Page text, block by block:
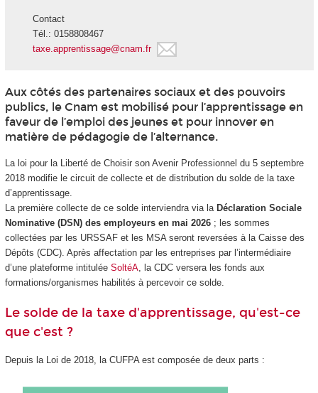
Contact
Tél.: 0158808467
taxe.apprentissage@cnam.fr
Aux côtés des partenaires sociaux et des pouvoirs
publics, le Cnam est mobilisé pour l’apprentissage en
faveur de l’emploi des jeunes et pour innover en
matière de pédagogie de l’alternance.
La loi pour la Liberté de Choisir son Avenir Professionnel du 5 septembre
2018 modifie le circuit de collecte et de distribution du solde de la taxe
d’apprentissage.
La première collecte de ce solde interviendra via la Déclaration Sociale
Nominative (DSN) des employeurs en mai 2026; les sommes
collectées par les URSSAF et les MSA seront reversées à la Caisse des
Dépôts (CDC). Après affectation par les entreprises par l’intermédiaire
d’une plateforme intitulée SoltéA, la CDC versera les fonds aux
formations/organismes habilités à percevoir ce solde.
Le solde de la taxe d'apprentissage, qu'est-ce
que c'est ?
Depuis la Loi de 2018, la CUFPA est composée de deux parts :